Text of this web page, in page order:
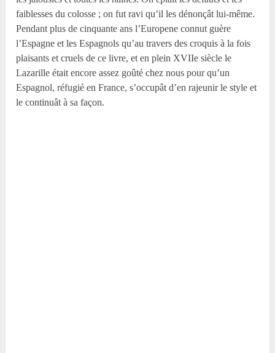
faiblesses du colosse ; on fut ravi qu’il les dénonçât lui-même.
Pendant plus de cinquante ans l’Europene connut guère
l’Espagne et les Espagnols qu’au travers des croquis à la fois
plaisants et cruels de ce livre, et en plein XVIIe siècle le
Lazarille était encore assez goûté chez nous pour qu’un
Espagnol, réfugié en France, s’occupât d’en rajeunir le style et
le continuât à sa façon.